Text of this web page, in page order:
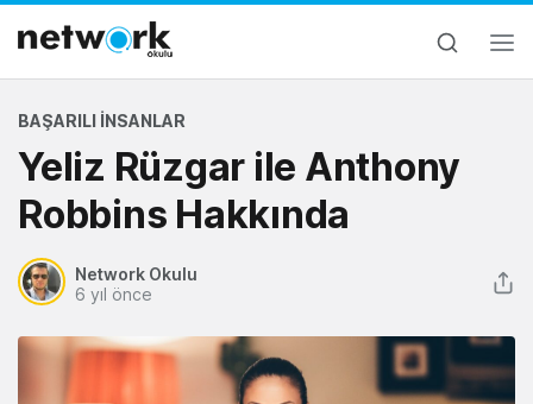
BAŞARILI İNSANLAR
Yeliz Rüzgar ile Anthony
Robbins Hakkında
Network Okulu
6 yıl önce